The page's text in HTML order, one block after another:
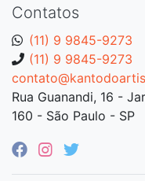
Contatos
(11) 9 9845-9273
(11) 9 9845-9273
Rua Guanandi, 16 -
160 - São Paulo - SP